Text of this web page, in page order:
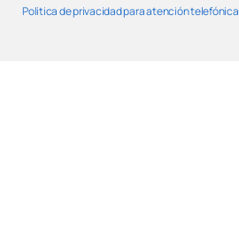
Politica de privacidad para atención telefónica